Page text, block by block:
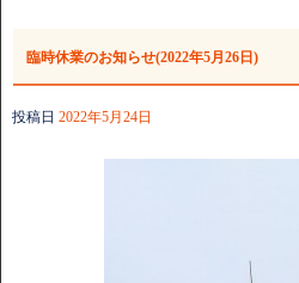
臨時休業のお知らせ(2022年5月26日)
投稿日 2022年5月24日